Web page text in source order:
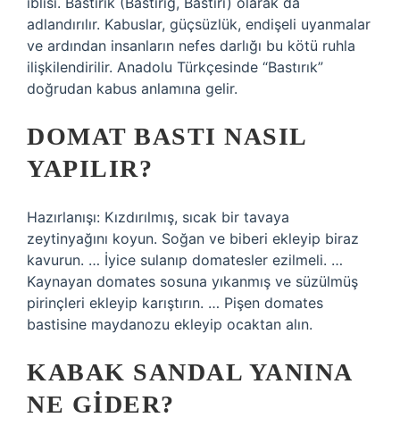
adlandırılır. Kabuslar, güçsüzlük, endişeli uyanmalar
ve ardından insanların nefes darlığı bu kötü ruhla
ilişkilendirilir. Anadolu Türkçesinde “Bastırık”
doğrudan kabus anlamına gelir.
DOMAT BASTI NASIL
YAPILIR?
Hazırlanışı: Kızdırılmış, sıcak bir tavaya
zeytinyağını koyun. Soğan ve biberi ekleyip biraz
kavurun. … İyice sulanıp domatesler ezilmeli. …
Kaynayan domates sosuna yıkanmış ve süzülmüş
pirinçleri ekleyip karıştırın. … Pişen domates
bastisine maydanozu ekleyip ocaktan alın.
KABAK SANDAL YANINA
NE GIDER?